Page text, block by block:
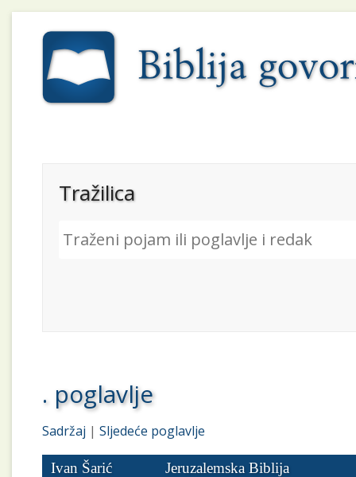
Tražilica
. poglavlje
Sadržaj |Sljedeće poglavlje
Ivan Šarić Jeruzalemska Biblija